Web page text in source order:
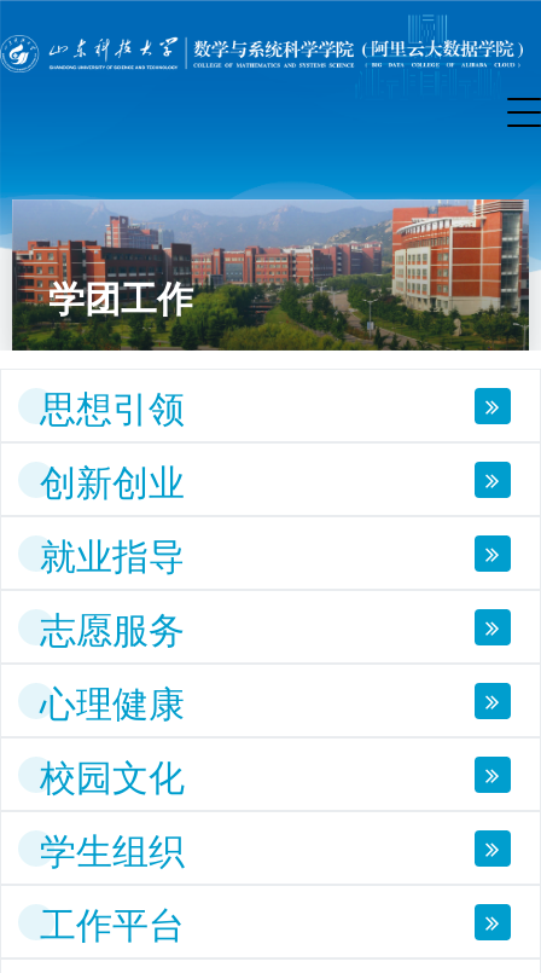
学团工作
思想引领
创新创业
就业指导
志愿服务
心理健康
校园文化
学生组织
工作平台